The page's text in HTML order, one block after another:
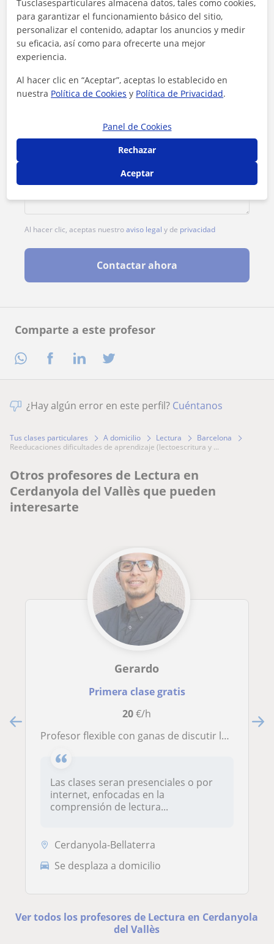
Comparte a este profesor
Tarifa 25€/h
Al hacer clic, aceptas nuestroaviso legal y de privacidad
Contactar ahora
¿Hay algún error en este perfil? Cuéntanos
Tus clases particulares A domicilio Lectura
Barcelona
reeducaciones dificultades de aprendizaje (lectoescritura y ...
Otros profesores de Lectura en
Cerdanyola del Vallès que pueden
interesarte
Gerardo
Primera clase gratis
20€/h
Profesor flexible con ganas de discutir las teorias matemáticas por medio de la lectura
Las clases seran presenciales o por
internet, enfocadas en la
comprensión de lectura...
Cerdanyola-Bellaterra
Se desplaza a domicilio
Ver todos los profesores de Lectura en Cerdanyola
del Vallès
Tusclasesparticulares almacena datos, tales como cookies,
para garantizar el funcionamiento básico del sitio,
personalizar el contenido, adaptar los anuncios y medir
su eficacia, así como para ofrecerte una mejor
experiencia.
Al hacer clic en “Aceptar”, aceptas lo establecido en
nuestra Política de Cookies y Política de Privacidad.
Panel de Cookies
Rechazar
Aceptar